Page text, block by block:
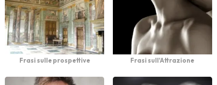
Frasi sulle prospettive Frasi sull'Attrazione